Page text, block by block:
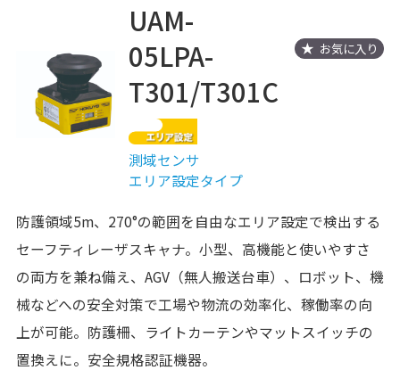
お気に入り
UAM-
05LPA-
T301/T301C
測域センサ
エリア設定タイプ
防護領域5m、270°の範囲を自由なエリア設定で検出する
セーフティレーザスキャナ。小型、高機能と使いやすさ
の両方を兼ね備え、AGV（無人搬送台車）、ロボット、機
械などへの安全対策で工場や物流の効率化、稼働率の向
上が可能。防護柵、ライトカーテンやマットスイッチの
置換えに。安全規格認証機器。